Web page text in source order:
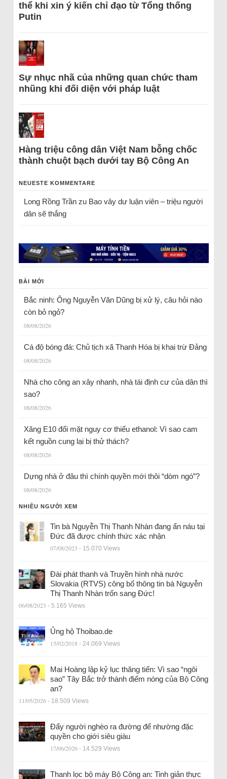
thể khi xin ý kiến chỉ đạo từ Tổng thống
Putin
Sự nhục nhã của những quan chức tham
nhũng khi đối diện với pháp luật
Hàng triệu công dân Việt Nam bỗng chốc
thành chuột bạch dưới tay Bộ Công An
NEUESTE KOMMENTARE
Long Rồng Trầnzu Bao vây dư luận viên – triệu người
dân sẽ thắng
BÀI MỚI
Bắc ninh: Ông Nguyễn Văn Dũng bị xử lý, câu hỏi nào
còn bỏ ngỏ?
08/08/2026
Cá độ bóng đá: Chủ tịch xã Thanh Hóa bị khai trừ Đảng
08/08/2026
Nhà cho công an xây nhanh, nhà tái định cư của dân thì
sao?
08/08/2026
Xăng E10 đối mặt nguy cơ thiếu ethanol: Vì sao cam
kết nguồn cung lại bị thử thách?
08/08/2026
Dựng nhà ở đâu thì chính quyền mới thôi “dòm ngó”?
08/08/2026
NHIỀU NGƯỜI XEM
Tin bà Nguyễn Thị Thanh Nhàn đang ẩn náu tại
Đức đã được chính thức xác nhận
07/08/2023 - 15.070 Views
Đài phát thanh và Truyền hình nhà nước
Slovakia (RTVS) công bố thông tin bà Nguyễn
Thị Thanh Nhàn trốn sang Đức!
06/08/2023 - 5.165 Views
Ủng hộ Thoibao.de
15/02/2018 - 24.069 Views
Mai Hoàng lập kỷ lục thăng tiến: Vì sao “ngôi
sao” Tây Bắc trở thành điểm nóng của Bộ Công
an?
11/05/2026 - 18.509 Views
Đẩy người nghèo ra đường để nhường đặc
quyền cho giới siêu giàu
17/06/2026 - 14.529 Views
Thanh lọc bộ máy Bộ Công an: Tinh giản thực